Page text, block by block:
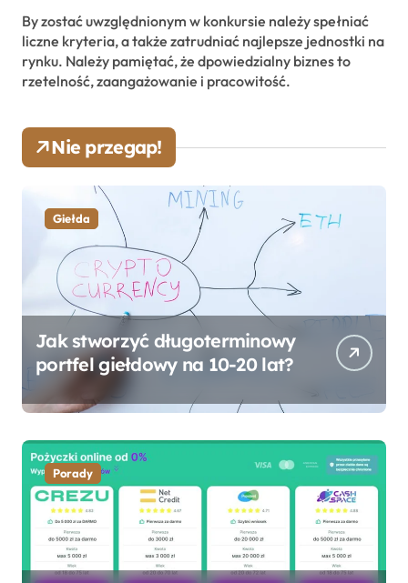
By zostać uwzględnionym w konkursie należy spełniać
liczne kryteria, a także zatrudniać najlepsze jednostki na
rynku. Należy pamiętać, że dpowiedzialny biznes to
rzetelność, zaangażowanie i pracowitość.
Nie przegap!
Giełda
Jak stworzyć długoterminowy
portfel giełdowy na 10-20 lat?
Porady